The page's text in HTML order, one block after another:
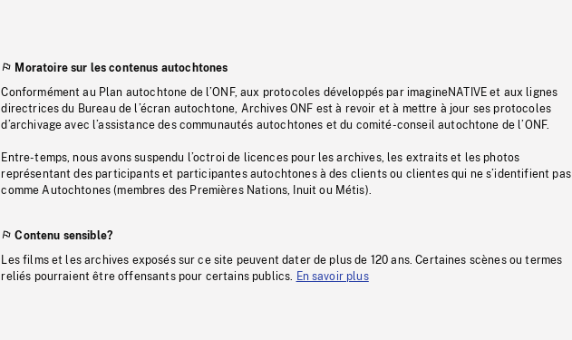
Moratoire sur les contenus autochtones
Conformément au Plan autochtone de l’ONF, aux protocoles développés par imagineNATIVE et aux lignes
directrices du Bureau de l’écran autochtone, Archives ONF est à revoir et à mettre à jour ses protocoles
d’archivage avec l’assistance des communautés autochtones et du comité-conseil autochtone de l’ONF.
Entre-temps, nous avons suspendu l’octroi de licences pour les archives, les extraits et les photos
représentant des participants et participantes autochtones à des clients ou clientes qui ne s’identifient pas
comme Autochtones (membres des Premières Nations, Inuit ou Métis).
Contenu sensible?
Les films et les archives exposés sur ce site peuvent dater de plus de 120 ans. Certaines scènes ou termes
reliés pourraient être offensants pour certains publics. En savoir plus